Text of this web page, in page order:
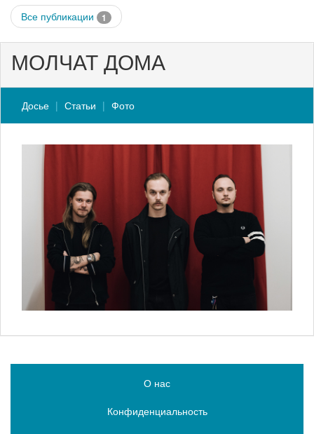
Все публикации 1
МОЛЧАТ ДОМА
Досье Статьи Фото
О нас
Конфиденциальность